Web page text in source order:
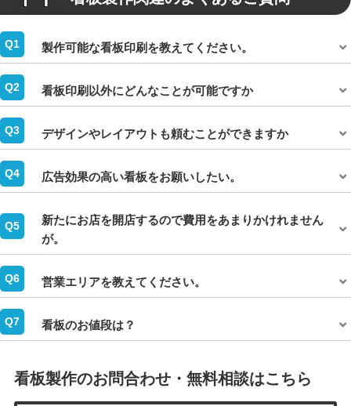
製作可能な看板印刷を教えてください。
看板印刷以外にどんなことが可能ですか
デザインやレイアウトも頼むことができますか
広告効果の高い看板をお願いしたい。
新たにお店を開店するので費用をあまりかけれません
が。
営業エリアを教えてください。
看板のお値段は？
看板製作のお問合わせ・無料相談はこちら